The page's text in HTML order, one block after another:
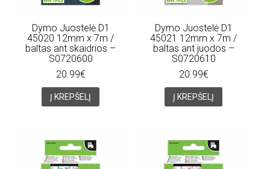
Dymo Juostelė D1
45020 12mm x 7m /
baltas ant skaidrios –
S0720600
20.99€
Į KREPŠELĮ
Dymo Juostelė D1
45021 12mm x 7m /
baltas ant juodos –
S0720610
20.99€
Į KREPŠELĮ